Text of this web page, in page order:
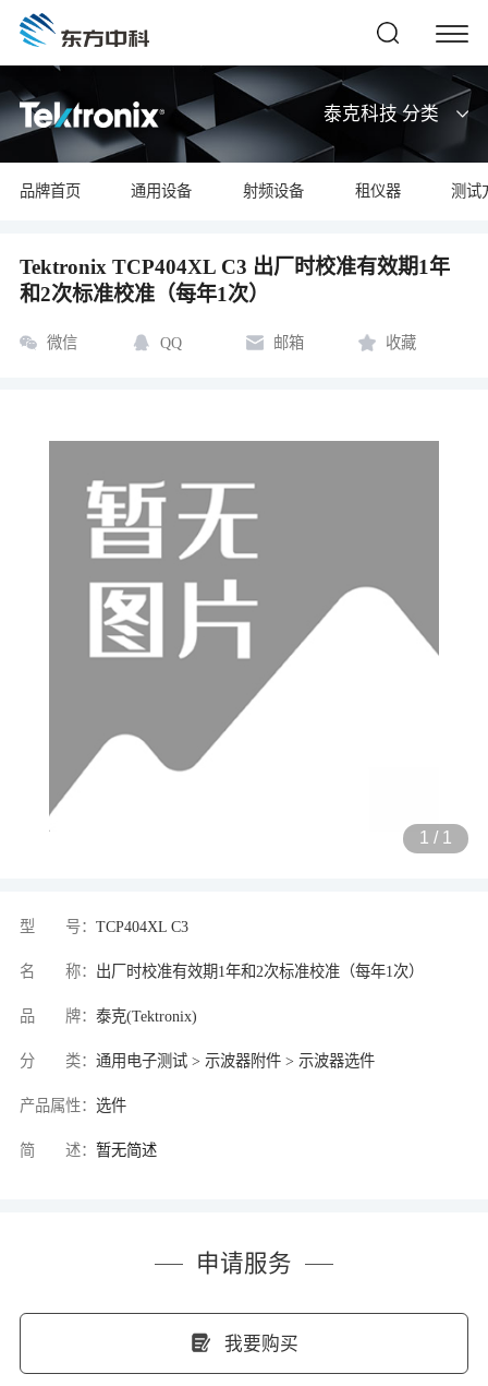
泰克科技 分类
品牌首页 通用设备 射频设备 租仪器 测试
Tektronix TCP404XL C3 出厂时校准有效期1年
和2次标准校准（每年1次）
微信 QQ 邮箱 收藏
1 / 1
型 号： TCP404XL C3
名 称： 出厂时校准有效期1年和2次标准校准（每年1次）
品 牌： 泰克(Tektronix)
分 类： 通用电子测试 > 示波器附件 > 示波器选件
产品属性： 选件
简 述： 暂无简述
申请服务
我要购买